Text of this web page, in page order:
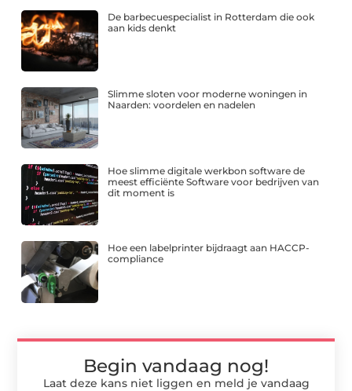
De barbecuespecialist in Rotterdam die ook
aan kids denkt
Slimme sloten voor moderne woningen in
Naarden: voordelen en nadelen
Hoe slimme digitale werkbon software de
meest efficiënte Software voor bedrijven van
dit moment is
Hoe een labelprinter bijdraagt aan HACCP-
compliance
Begin vandaag nog!
Laat deze kans niet liggen en meld je vandaag